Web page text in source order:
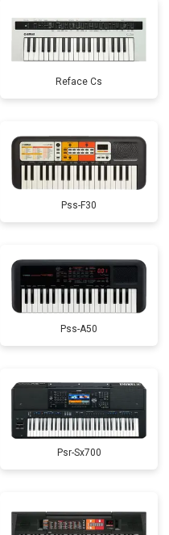
Reface Cs
Pss-F30
Pss-A50
Psr-Sx700